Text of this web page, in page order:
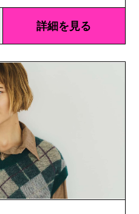
詳細を見る